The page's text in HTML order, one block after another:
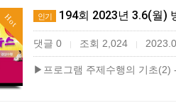
Hot 인기 194회 2023년 3.6(월)
댓글 0 | 조회 2,024 |
▶프로그램 주제수행의 기초(2)